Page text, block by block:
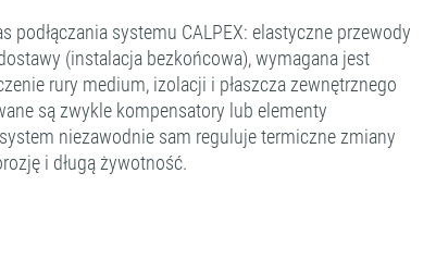
systemu CALPEX: elastyczne przewody
(instalacja bezkońcowa), wymagana jest
rury medium, izolacji i płaszcza zewnętrznego
są zwykle kompensatory lub elementy
niezawodnie sam reguluje termiczne zmiany
i długą żywotność.